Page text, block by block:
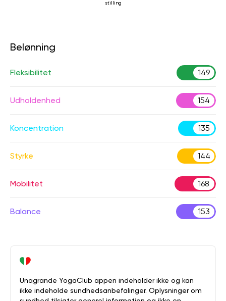
stilling
Belønning
Fleksibilitet 149
Udholdenhed 154
Koncentration 135
Styrke 144
Mobilitet 168
Balance 153
Unagrande YogaClub appen indeholder ikke og kan
ikke indeholde sundhedsanbefalinger. Oplysninger om